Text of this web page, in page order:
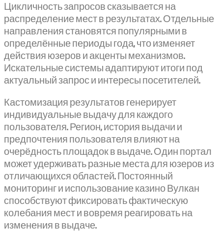
Цикличность запросов сказывается на
распределение мест в результатах. Отдельные
направления становятся популярными в
определённые периоды года, что изменяет
действия юзеров и акценты механизмов.
Искательные системы адаптируют итоги под
актуальный запрос и интересы посетителей.
Кастомизация результатов генерирует
индивидуальные выдачу для каждого
пользователя. Регион, история выдачи и
предпочтения пользователя влияют на
очерёдность площадок в выдаче. Один портал
может удерживать разные места для юзеров из
отличающихся областей. Постоянный
мониторинг и использование казино Вулкан
способствуют фиксировать фактическую
колебания мест и вовремя реагировать на
изменения в выдаче.